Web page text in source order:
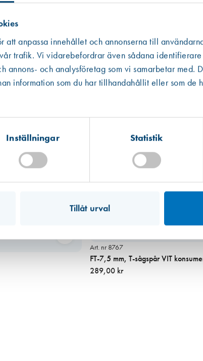
att anpassa innehållet och annonserna till
trafik. Vi vidarebefordrar även sådana
annons- och analysföretag som vi samarbetar med.
information som du har tillhandahållit eller som de
Inställningar Statistik
Tillåt urval
i andra hand data från en miljödatabas och i tredje hand
som ibland är mer schablonmässig. Om värdet har kommit
inte kunnat säkerställas har vi av trovärdighetsskäl valt
Art. nr 8767
FT-7,5 mm, T-sågspår VIT
289,00 kr
Västberga
Finns i lager (3 st)
Hitta hit
Mullsjö (lager)
Finns i lager (10 st)
Hitta hit